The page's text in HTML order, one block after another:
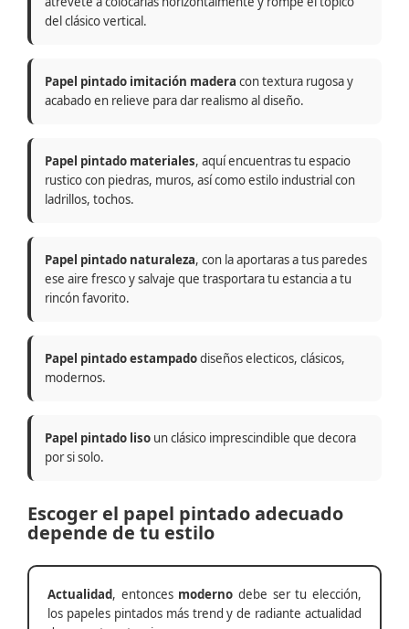
del clásico vertical.
Papel pintado imitación madera con textura rugosa y
acabado en relieve para dar realismo al diseño.
Papel pintado materiales, aquí encuentras tu espacio
rustico con piedras, muros, así como estilo industrial con
ladrillos, tochos.
Papel pintado naturaleza, con la aportaras a tus paredes
ese aire fresco y salvaje que trasportara tu estancia a tu
rincón favorito.
Papel pintado estampadodiseños electicos, clásicos,
modernos.
Papel pintado liso un clásico imprescindible que decora
por si solo.
Escoger el papel pintado adecuado
depende de tu estilo
Actualidad, entonces moderno debe ser tu elección,
los papeles pintados más trend y de radiante actualidad